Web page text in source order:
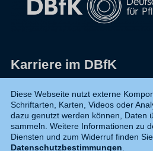
Karriere im DBfK
Datenschutz
Shop
Diese Webseite nutzt externe
Schriftarten, Karten, Videos oder
dazu genutzt werden können, Daten
sammeln. Weitere Informationen zu
Diensten und zum Widerruf finden
Datenschutzbestimmungen.